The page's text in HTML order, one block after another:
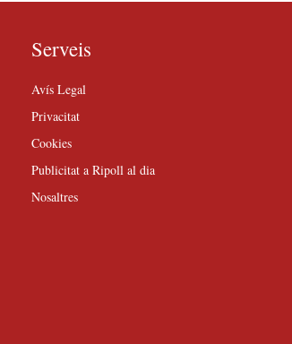
Serveis
Avís Legal
Privacitat
Cookies
Publicitat a Ripoll al dia
Nosaltres